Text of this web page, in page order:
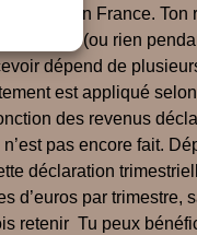
stable en France.
très peu (ou rien
dépend de
est appliqué
des revenus
pas encore fait.
déclaration
par trimestre,
retenir Tu peux